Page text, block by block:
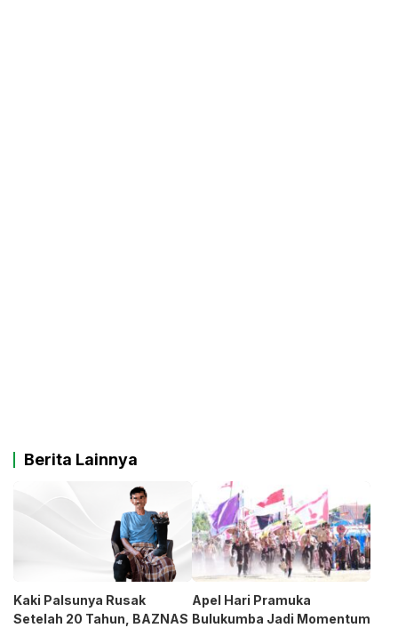
Berita Lainnya
Kaki Palsunya Rusak
Setelah 20 Tahun, BAZNAS
Apel Hari Pramuka
Bulukumba Jadi Momentum